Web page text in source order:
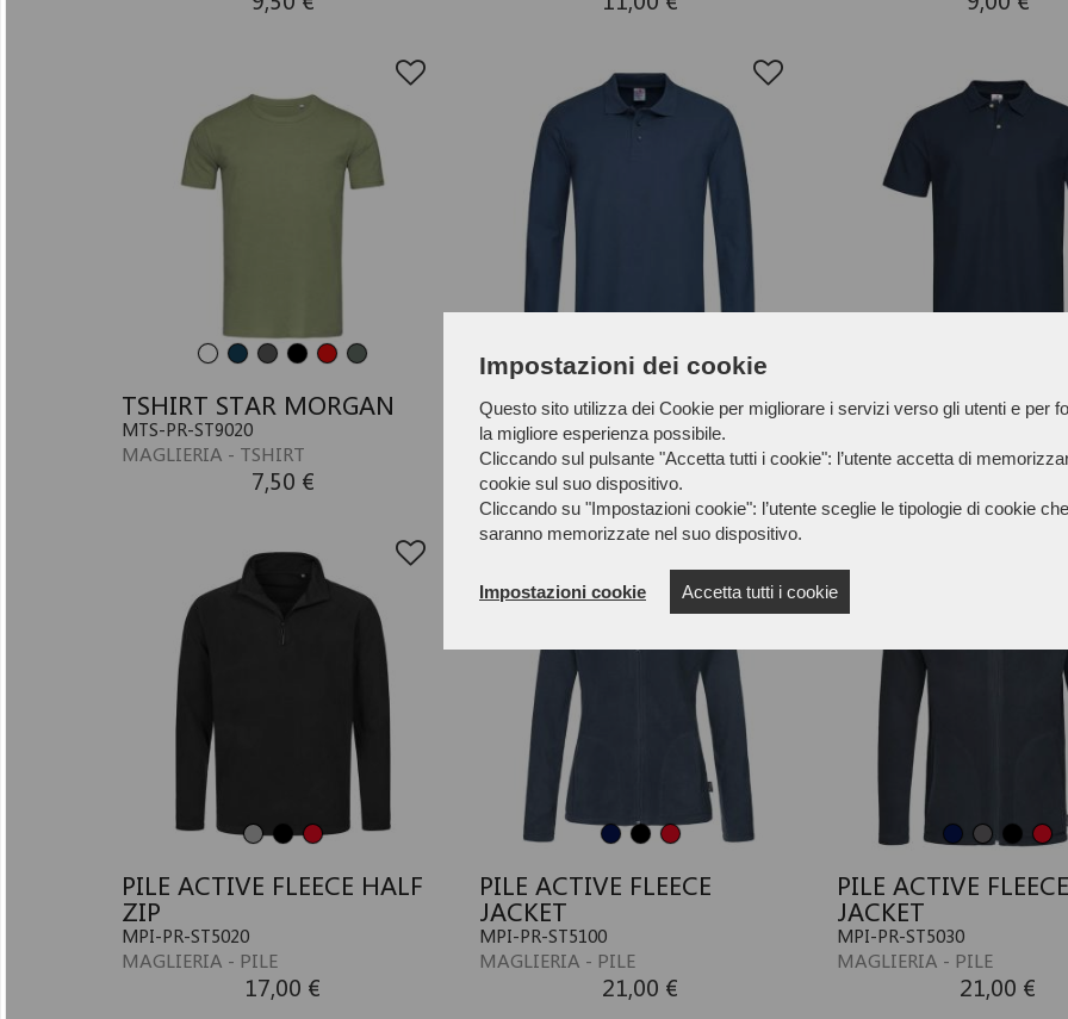
Impostazioni dei cookie
Questo sito utilizza dei Cookie per migliorare i servizi verso gli utenti e per
la migliore esperienza possibile.
Cliccando sul pulsante "Accetta tutti i cookie": l’utente accetta di
cookie sul suo dispositivo.
Cliccando su "Impostazioni cookie": l’utente sceglie le tipologie di cookie che
saranno memorizzate nel suo dispositivo.
Impostazioni cookie Accetta tutti i cookie
TSHIRT STAR MORGAN
MTS-PR-ST9020
MAGLIERIA - TSHIRT
7,50 €
POLO LONG SLEEVE
MPO-PR-ST3400
MAGLIERIA - POLO
18,00 €
POLO ST3000
MAGLIERIA - POLO
PILE ACTIVE FLEECE HALF
ZIP
MPI-PR-ST5020
MAGLIERIA - PILE
17,00 €
PILE ACTIVE FLEECE
JACKET
MPI-PR-ST5100
MAGLIERIA - PILE
21,00 €
PILE ACTIVE FLEECE
JACKET
MPI-PR-ST5030
MAGLIERIA - PILE
21,00 €